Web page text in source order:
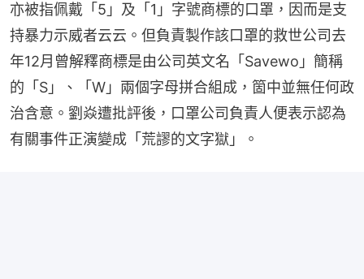
亦被指佩戴「5」及「1」字號商標的口罩，因而是支
持暴力示威者云云。但負責製作該口罩的救世公司去
年12月曾解釋商標是由公司英文名「Savewo」簡稱
的「S」、「W」兩個字母拼合組成，箇中並無任何政
治含意。劉焱遭批評後，口罩公司負責人便表示認為
有關事件正演變成「荒謬的文字獄」。